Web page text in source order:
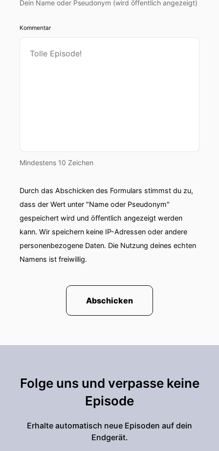
Dein Name oder Pseudonym (wird öffentlich angezeigt)
Kommentar
Mindestens 10 Zeichen
Durch das Abschicken des Formulars stimmst du zu,
dass der Wert unter "Name oder Pseudonym"
gespeichert wird und öffentlich angezeigt werden
kann. Wir speichern keine IP-Adressen oder andere
personenbezogene Daten. Die Nutzung deines echten
Namens ist freiwillig.
Abschicken
Folge uns und verpasse keine
Episode
Erhalte automatisch neue Episoden auf dein
Endgerät.